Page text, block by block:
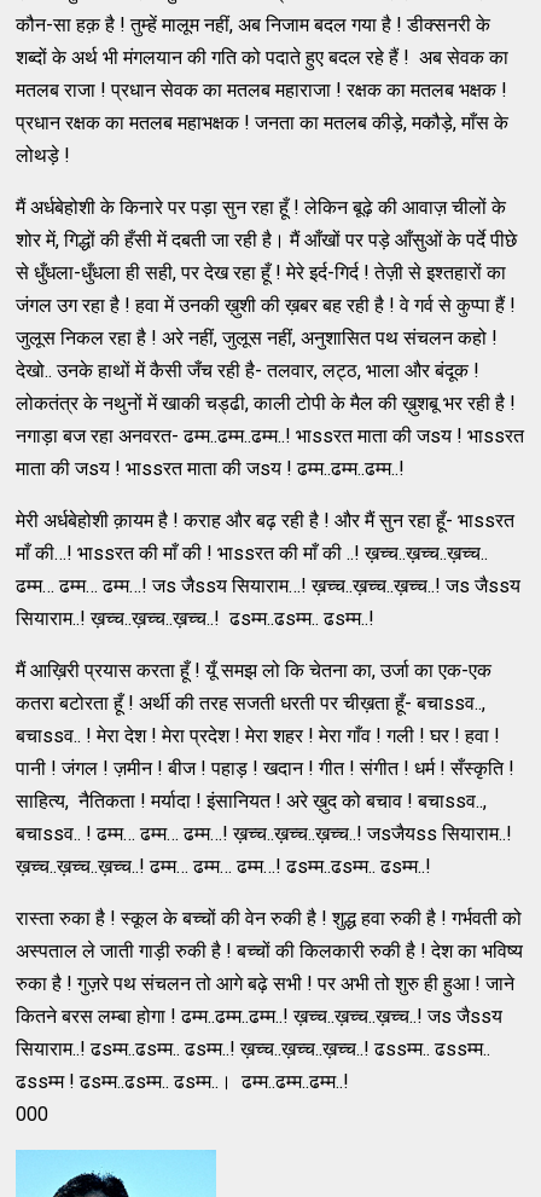
कौन-सा हक़ है ! तुम्हें मालूम नहीं, अब निजाम बदल गया है ! डीक्सनरी के
शब्दों के अर्थ भी मंगलयान की गति को पदाते हुए बदल रहे हैं ! अब सेवक का
मतलब राजा ! प्रधान सेवक का मतलब महाराजा ! रक्षक का मतलब भक्षक !
प्रधान रक्षक का मतलब महाभक्षक ! जनता का मतलब कीड़े, मकौड़े, माँस के
लोथड़े !
मैं अर्धबेहोशी के किनारे पर पड़ा सुन रहा हूँ ! लेकिन बूढ़े की आवाज़ चीलों के
शोर में, गिद्धों की हँसी में दबती जा रही है। मैं आँखों पर पड़े आँसुओं के पर्दे पीछे
से धुँधला-धुँधला ही सही, पर देख रहा हूँ ! मेरे इर्द-गिर्द ! तेज़ी से इश्तहारों का
जंगल उग रहा है ! हवा में उनकी ख़ुशी की ख़बर बह रही है ! वे गर्व से कुप्पा हैं !
जुलूस निकल रहा है ! अरे नहीं, जुलूस नहीं, अनुशासित पथ संचलन कहो !
देखो.. उनके हाथों में कैसी जँच रही है- तलवार, लट्ठ, भाला और बंदूक !
लोकतंत्र के नथुनों में खाकी चड्ढी, काली टोपी के मैल की ख़ुशबू भर रही है !
नगाड़ा बज रहा अनवरत- ढम्म..ढम्म..ढम्म..! भाssरत माता की जsय ! भाssरत
माता की जsय ! भाssरत माता की जsय ! ढम्म..ढम्म..ढम्म..!
मेरी अर्धबेहोशी क़ायम है ! कराह और बढ़ रही है ! और मैं सुन रहा हूँ- भाssरत
माँ की…! भाssरत की माँ की ! भाssरत की माँ की ..! ख़च्च..ख़च्च..ख़च्च..
ढम्म… ढम्म… ढम्म…! जs जैssय सियाराम…! ख़च्च..ख़च्च..ख़च्च..! जs जैssय
सियाराम..! ख़च्च..ख़च्च..ख़च्च..! ढsम्म..ढsम्म.. ढsम्म..!
मैं आख़िरी प्रयास करता हूँ ! यूँ समझ लो कि चेतना का, उर्जा का एक-एक
कतरा बटोरता हूँ ! अर्थी की तरह सजती धरती पर चीख़ता हूँ- बचाssव..,
बचाssव.. ! मेरा देश ! मेरा प्रदेश ! मेरा शहर ! मेरा गाँव ! गली ! घर ! हवा !
पानी ! जंगल ! ज़मीन ! बीज ! पहाड़ ! खदान ! गीत ! संगीत ! धर्म ! सँस्कृति !
साहित्य, नैतिकता ! मर्यादा ! इंसानियत ! अरे ख़ुद को बचाव ! बचाssव..,
बचाssव.. ! ढम्म… ढम्म… ढम्म…! ख़च्च..ख़च्च..ख़च्च..! जsजैयss सियाराम..!
ख़च्च..ख़च्च..ख़च्च..! ढम्म… ढम्म… ढम्म…! ढsम्म..ढsम्म.. ढsम्म..!
रास्ता रुका है ! स्कूल के बच्चों की वेन रुकी है ! शुद्ध हवा रुकी है ! गर्भवती को
अस्पताल ले जाती गाड़ी रुकी है ! बच्चों की किलकारी रुकी है ! देश का भविष्य
रुका है ! गुज़रे पथ संचलन तो आगे बढ़े सभी ! पर अभी तो शुरु ही हुआ ! जाने
कितने बरस लम्बा होगा ! ढम्म..ढम्म..ढम्म..! ख़च्च..ख़च्च..ख़च्च..! जs जैssय
सियाराम..! ढsम्म..ढsम्म.. ढsम्म..! ख़च्च..ख़च्च..ख़च्च..! ढssम्म.. ढssम्म..
ढssम्म ! ढsम्म..ढsम्म.. ढsम्म..। ढम्म..ढम्म..ढम्म..!
000